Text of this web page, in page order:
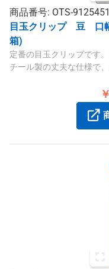
商品番号: OTS-9125451
目玉クリップ 豆 口
箱)
定番の目玉クリップです
チール製の丈夫な仕様で